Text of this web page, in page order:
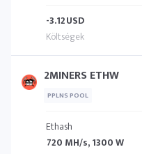
-3.12USD
2MINERS ETHW
PPLNS POOL
Ethash
720 MH/s, 1300 W